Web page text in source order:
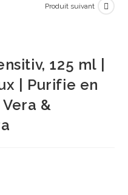
Produit suivant
125 ml |
| Purifie en
&